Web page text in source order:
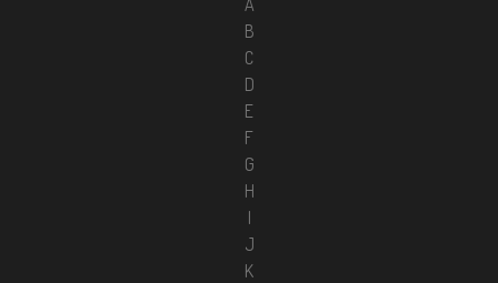
A
B
C
D
E
F
G
H
I
J
K